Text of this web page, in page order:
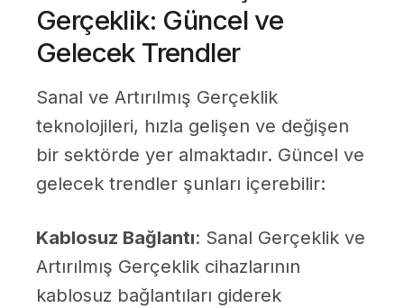
Gerçeklik: Güncel ve
Gelecek Trendler
Sanal ve Artırılmış Gerçeklik
teknolojileri, hızla gelişen ve değişen
bir sektörde yer almaktadır. Güncel ve
gelecek trendler şunları içerebilir:
Kablosuz Bağlantı: Sanal Gerçeklik ve
Artırılmış Gerçeklik cihazlarının
kablosuz bağlantıları giderek